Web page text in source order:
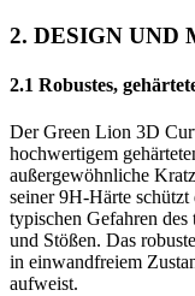
2. DESIGN
2.1 Robustes,
Der Green Lion 3D
hochwertigem
außergewöhnliche
seiner 9H-Härte
typischen Gefahren
und Stößen. Das
in einwandfreiem
aufweist.